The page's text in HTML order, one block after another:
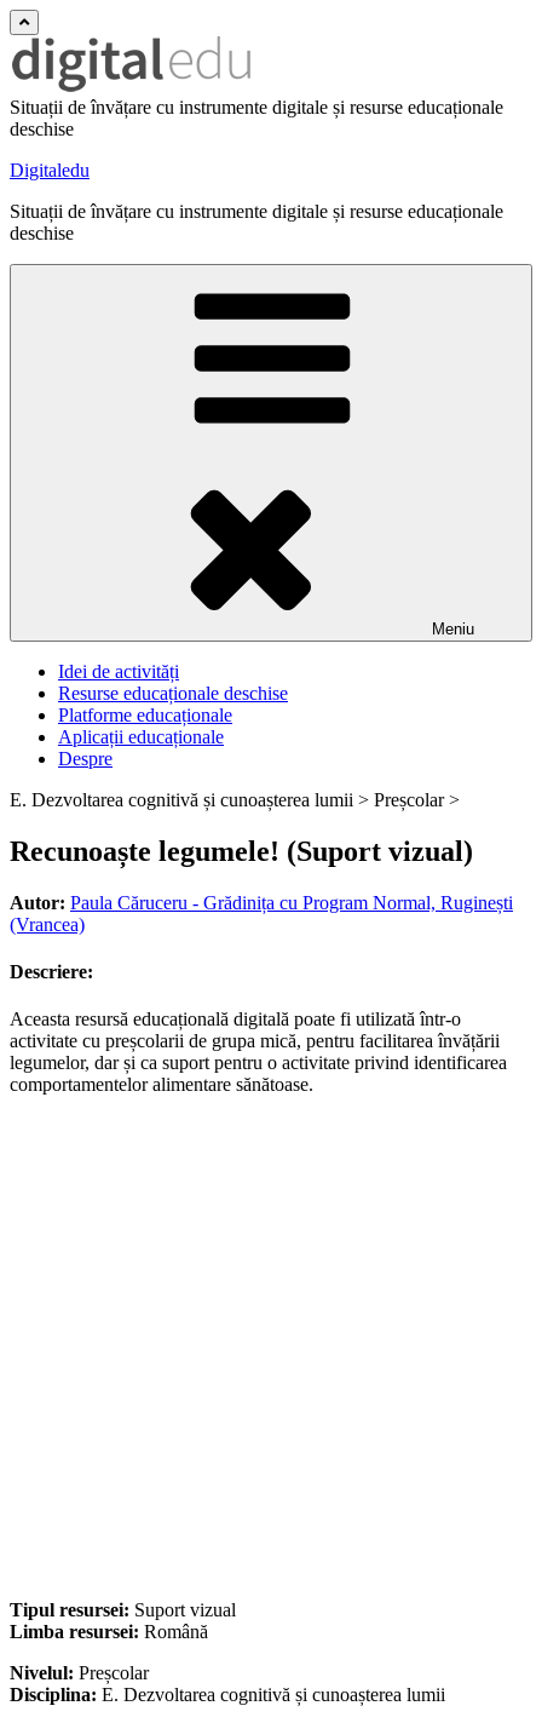
Situații de învățare cu instrumente digitale și resurse educaționale
deschise
Digitaledu
Situații de învățare cu instrumente digitale și resurse educaționale
deschise
Meniu
Idei de activități
Resurse educaționale deschise
Platforme educaționale
Aplicații educaționale
Despre
E. Dezvoltarea cognitivă și cunoașterea lumii > Preșcolar >
Recunoaște legumele! (Suport vizual)
Autor: Paula Căruceru - Grădinița cu Program Normal, Ruginești
(Vrancea)
Descriere:
Aceasta resursă educațională digitală poate fi utilizată într-o
activitate cu preșcolarii de grupa mică, pentru facilitarea învățării
legumelor, dar și ca suport pentru o activitate privind identificarea
comportamentelor alimentare sănătoase.
Tipul resursei: Suport vizual
Limba resursei: Română
Nivelul: Preșcolar
Disciplina: E. Dezvoltarea cognitivă și cunoașterea lumii